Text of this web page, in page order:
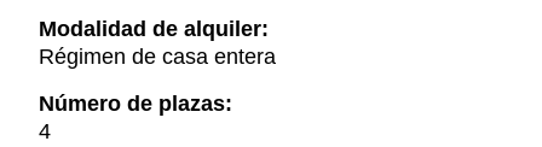
Modalidad de alquiler:
Régimen de casa entera
Número de plazas:
4